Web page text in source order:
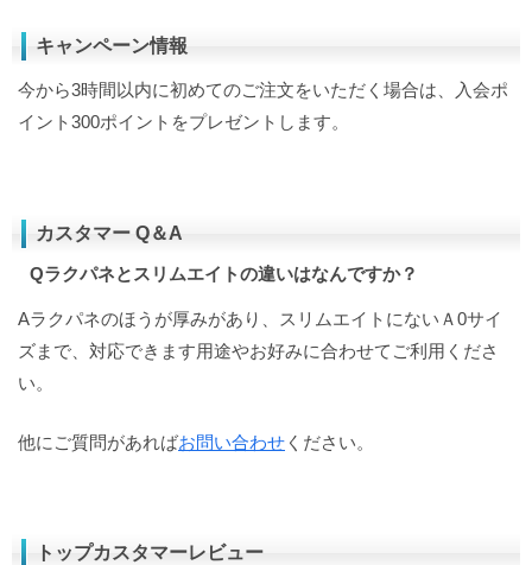
キャンペーン情報
今から3時間以内に初めてのご注文をいただく場合は、入会ポ
イント300ポイントをプレゼントします。
カスタマー Q＆A
Qラクパネとスリムエイトの違いはなんですか？
Aラクパネのほうが厚みがあり、スリムエイトにないＡ0サイ
ズまで、対応できます用途やお好みに合わせてご利用くださ
い。
他にご質問があればお問い合わせ ください。
トップカスタマーレビュー